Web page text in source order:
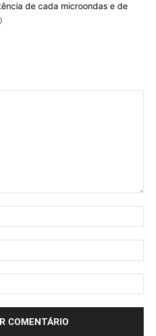
de cada microondas e de